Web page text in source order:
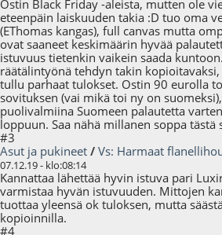
Ostin Black Friday -aleista, mutten ole
eteenpäin laiskuuden takia :D tuo oma
(EThomas kangas), full canvas mutta
ovat saaneet keskimäärin hyvää
istuvuus tietenkin vaikein saada
räätälintyönä tehdyn takin
tullu parhaat tulokset. Ostin 90 eurolla
sovituksen (vai mikä toi ny on
puolivalmiina Suomeen palautetta
loppuun. Saa nähä millanen soppa tästä
#3
Asut ja pukineet / Vs: Harmaat
07.12.19 - klo:08:14
Kannattaa lähettää hyvin istuva pari
varmistaa hyvän istuvuuden. Mittojen
tuottaa yleensä ok tuloksen, mutta
kopioinnilla.
#4